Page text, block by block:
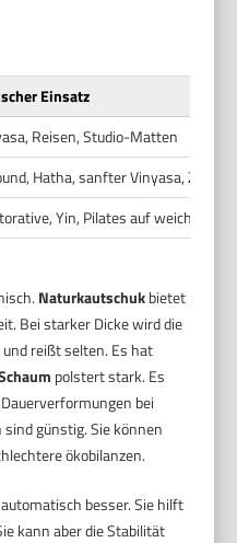
Einsatz
Reisen, Studio-Matten
Hatha, sanfter Vinyasa,
Yin, Pilates auf weichem
Naturkautschukbietet
Bei starker Dicke wird die
reißt selten. Es hat
polstert stark. Es
bei
günstig. Sie können
ökobilanzen.
besser. Sie hilft
kann aber die Stabilität